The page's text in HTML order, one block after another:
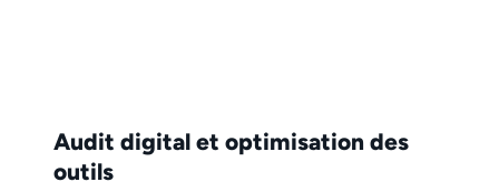
Audit digital et optimisation des
outils